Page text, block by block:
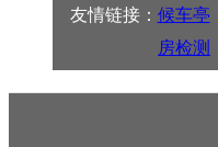
友情链接： 候车亭
房检测